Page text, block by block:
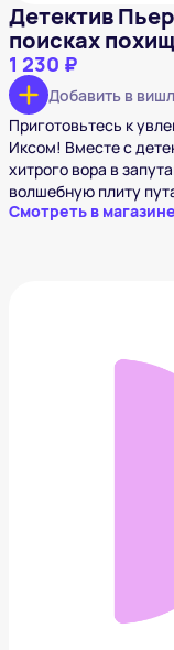
Детектив
поисках
1 230 ₽
Добавить в
Приготовьтесь к
Иксом! Вместе с
хитрого вора в
волшебную плиту
Смотреть в магазине
Старые